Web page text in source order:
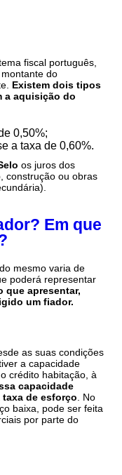
fiscal português,
do
Existem dois tipos
a aquisição do
0,50%;
a taxa de 0,60%.
os juros dos
construção ou obras
Em que
mesmo varia de
poderá representar
que apresentar,
um fiador.
as suas condições
a capacidade
crédito habitação, à
capacidade
de esforço . No
baixa, pode ser feita
por parte do